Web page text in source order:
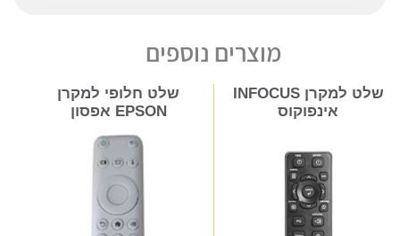
מוצרים נוספים
שלט למקרן INFOCUS
אינפוקוס
שלט חלופי למקרן
EPSON אפסון